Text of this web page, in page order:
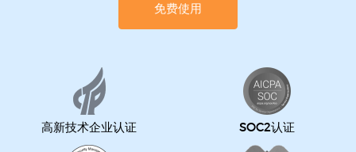
免费使用
高新技术企业认证 SOC2认证